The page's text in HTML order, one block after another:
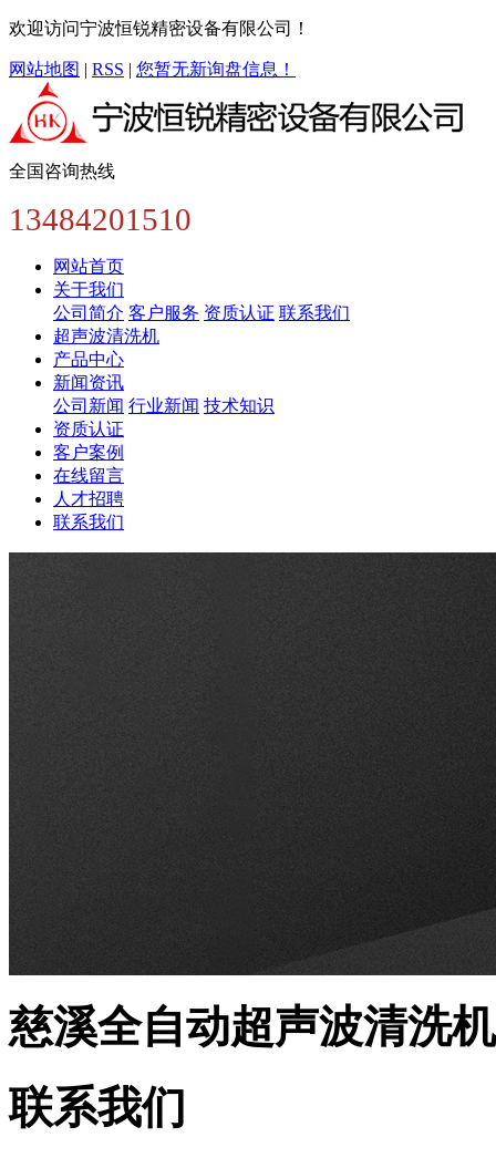
欢迎访问宁波恒锐精密设备有限公司！
网站地图 | RSS | 您暂无新询盘信息！
全国咨询热线
13484201510
网站首页
关于我们
公司简介 客户服务 资质认证 联系我们
超声波清洗机
产品中心
新闻资讯
公司新闻 行业新闻 技术知识
资质认证
客户案例
在线留言
人才招聘
联系我们
慈溪全自动超声波清洗
联系我们